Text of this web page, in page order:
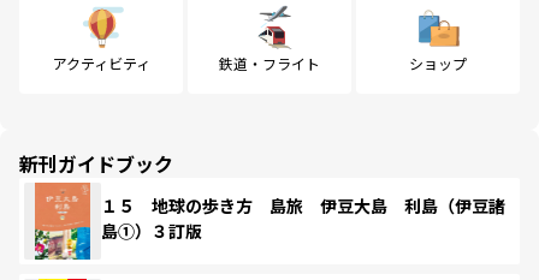
アクティビティ 鉄道・フライト ショップ
新刊ガイドブック
１５ 地球の歩き方 島旅 伊豆大島 利島（伊豆諸
島①）３訂版